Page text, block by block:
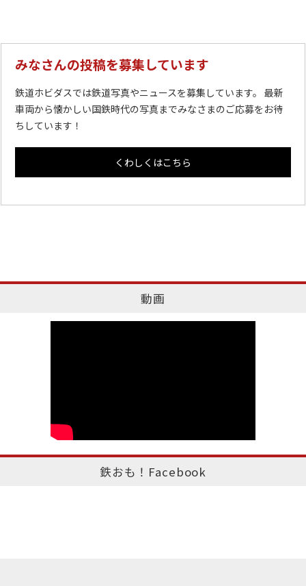
みなさんの投稿を募集しています
鉄道ホビダスでは鉄道写真やニュースを募集しています。 最新
車両から懐かしい国鉄時代の写真までみなさまのご応募をお待
ちしています！
くわしくはこちら
動画
鉄おも！Facebook